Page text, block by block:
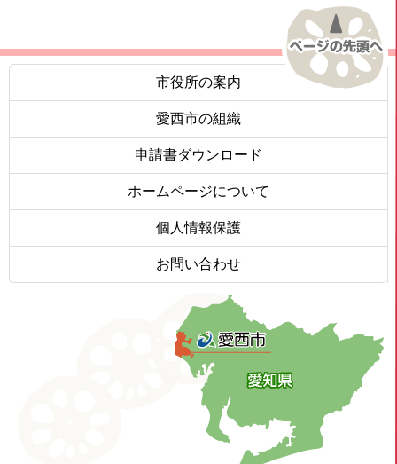
市役所の案内
愛西市の組織
申請書ダウンロード
ホームページについて
個人情報保護
お問い合わせ